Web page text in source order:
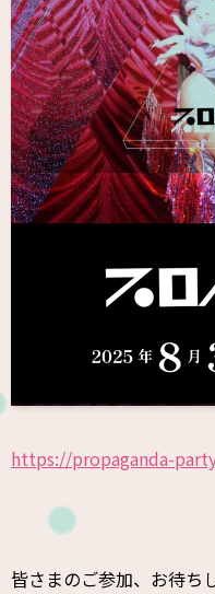
https://propaganda-
皆さまのご参加、お待ち